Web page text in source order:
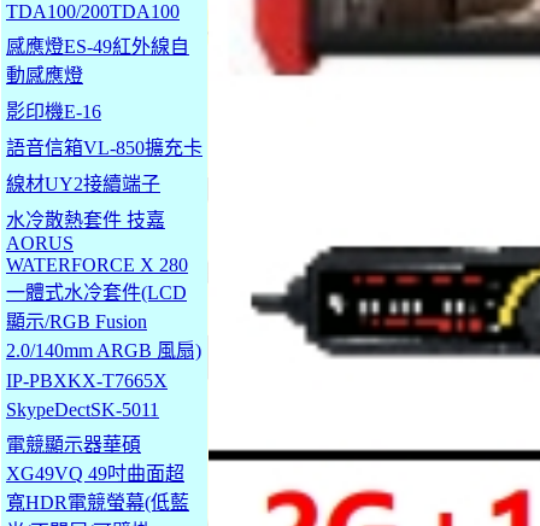
TDA100/200TDA100
感應燈ES-49紅外線自
動感應燈
影印機E-16
語音信箱VL-850擴充卡
線材UY2接續端子
水冷散熱套件 技嘉
AORUS
WATERFORCE X 280
一體式水冷套件(LCD
顯示/RGB Fusion
2.0/140mm ARGB 風扇)
IP-PBXKX-T7665X
SkypeDectSK-5011
電競顯示器華碩
XG49VQ 49吋曲面超
寬HDR電競螢幕(低藍